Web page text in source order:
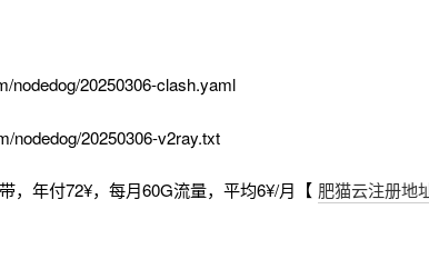
nodedog/20250306-clash.yaml
nodedog/20250306-v2ray.txt
，年付72¥，每月60G流量，平均6¥/月【 肥猫云注册地